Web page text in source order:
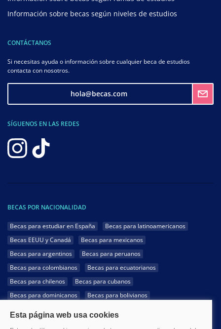
Información sobre becas según niveles de estudios
CONTÁCTANOS
Si necesitas ayuda o información sobre cualquier beca de estudios
contacta con nosotros.
hola@becas.com
SÍGUENOS EN LAS REDES
BECAS POR NACIONALIDAD
Becas para estudiar en España
Becas para latinoamericanos
Becas EEUU y Canadá
Becas para mexicanos
Becas para argentinos
Becas para peruanos
Becas para colombianos
Becas para ecuatorianos
Becas para chilenos
Becas para cubanos
Becas para dominicanos
Becas para bolivianos